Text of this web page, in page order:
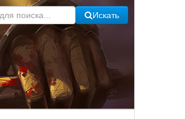
Искать